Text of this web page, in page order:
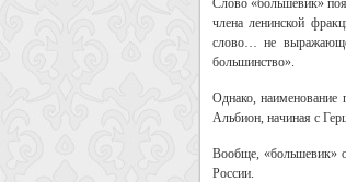
Слово «большевик»
члена ленинской
слово… не
большинство».
Однако,
Альбион, начиная с
Вообще, «большевик»
России.